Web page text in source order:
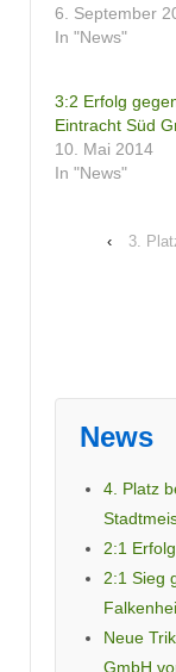
6. September
In "News"
3:2 Erfolg
Eintracht Süd
10. Mai 2014
In "News"
‹
3.
News
4. Platz
2:1
2:1 Sieg
Neue
GmbH